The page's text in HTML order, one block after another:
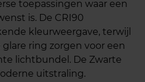
toepassingen waar een
is. De CRI90
kleurweergave, terwijl
ring zorgen voor een
lichtbundel. De Zwarte
uitstraling.